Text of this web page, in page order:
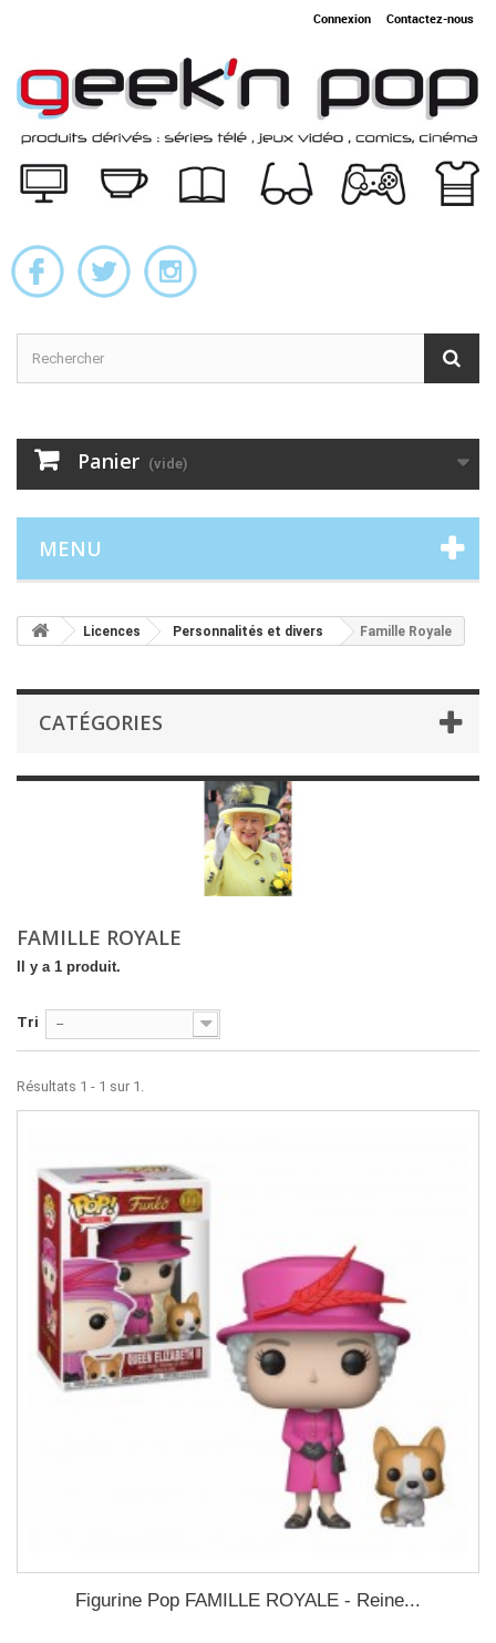
Contactez-nous
Connexion
Panier (vide)
MENU
Licences Personnalités et divers Famille Royale
CATÉGORIES
FAMILLE ROYALE
Il y a 1 produit.
Tri --
Résultats 1 - 1 sur 1.
Figurine Pop FAMILLE ROYALE - Reine...